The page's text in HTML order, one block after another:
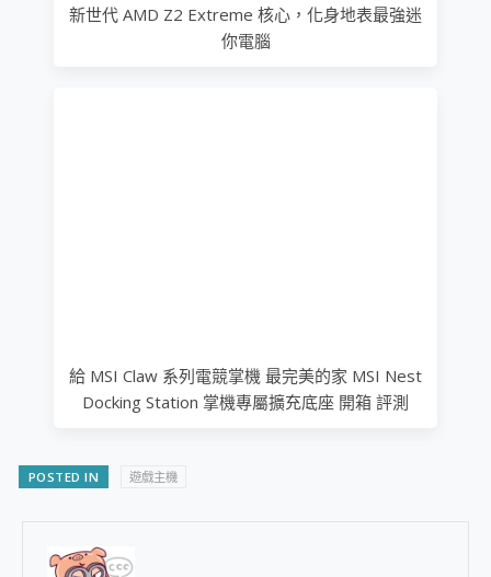
新世代 AMD Z2 Extreme 核心，化身地表最強迷
你電腦
給 MSI Claw 系列電競掌機 最完美的家 MSI Nest
Docking Station 掌機專屬擴充底座 開箱 評測
POSTED IN 遊戲主機